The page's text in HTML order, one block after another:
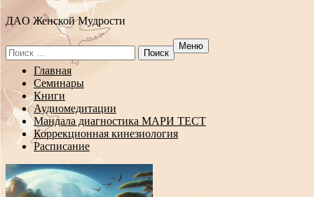
ДAO Женской Мудрости
Search
for:
Меню
Перейти
содержанию
Главная
Семинары
Книги
Аудиомедитации
Мандала диагностика МАРИ ТЕСТ
Коррекционная кинезиология
Расписание